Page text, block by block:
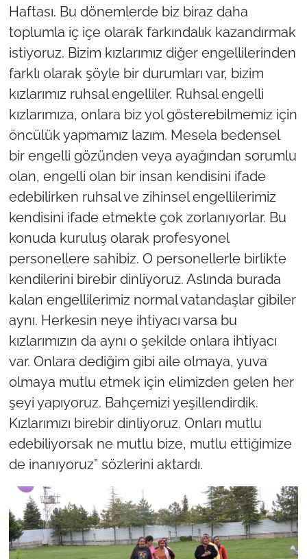
Haftası. Bu dönemlerde biz biraz daha
toplumla iç içe olarak farkındalık kazandırmak
istiyoruz. Bizim kızlarımız diğer engellilerinden
farklı olarak şöyle bir durumları var, bizim
kızlarımız ruhsal engelliler. Ruhsal engelli
kızlarımıza, onlara biz yol gösterebilmemiz için
öncülük yapmamız lazım. Mesela bedensel
bir engelli gözünden veya ayağından sorumlu
olan, engelli olan bir insan kendisini ifade
edebilirken ruhsal ve zihinsel engellilerimiz
kendisini ifade etmekte çok zorlanıyorlar. Bu
konuda kuruluş olarak profesyonel
personellere sahibiz. O personellerle birlikte
kendilerini birebir dinliyoruz. Aslında burada
kalan engellilerimiz normal vatandaşlar gibiler
aynı. Herkesin neye ihtiyacı varsa bu
kızlarımızın da aynı o şekilde onlara ihtiyacı
var. Onlara dediğim gibi aile olmaya, yuva
olmaya mutlu etmek için elimizden gelen her
şeyi yapıyoruz. Bahçemizi yeşillendirdik.
Kızlarımızı birebir dinliyoruz. Onları mutlu
edebiliyorsak ne mutlu bize, mutlu ettiğimize
de inanıyoruz” sözlerini aktardı.